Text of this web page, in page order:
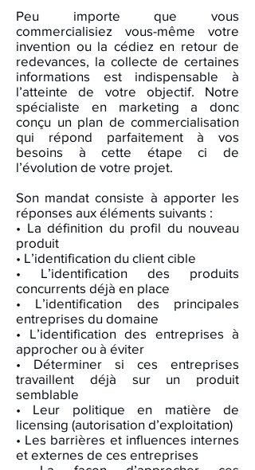
Peu importe que vous
commercialisiez vous-même votre
invention ou la cédiez en retour de
redevances, la collecte de certaines
informations est indispensable à
l’atteinte de votre objectif. Notre
spécialiste en marketing a donc
conçu un plan de commercialisation
qui répond parfaitement à vos
besoins à cette étape ci de
l’évolution de votre projet.
Son mandat consiste à apporter les
réponses aux éléments suivants :
• La définition du profil du nouveau
produit
• L’identification du client cible
• L’identification des produits
concurrents déjà en place
• L’identification des principales
entreprises du domaine
• L’identification des entreprises à
approcher ou à éviter
• Déterminer si ces entreprises
travaillent déjà sur un produit
semblable
• Leur politique en matière de
licensing (autorisation d’exploitation)
• Les barrières et influences internes
et externes de ces entreprises